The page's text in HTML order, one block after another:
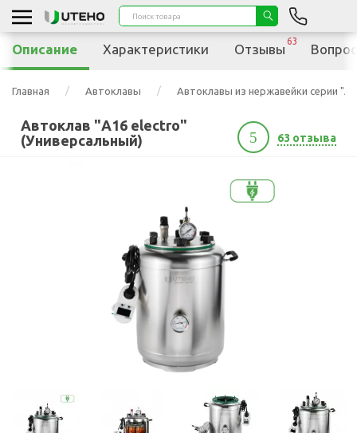
Главная Автоклавы Автоклавы из нержавейки серии "А"
Автоклав "А16 electro"
(Универсальный)
5 63 отзыва
Описание Характеристики Отзывы
63